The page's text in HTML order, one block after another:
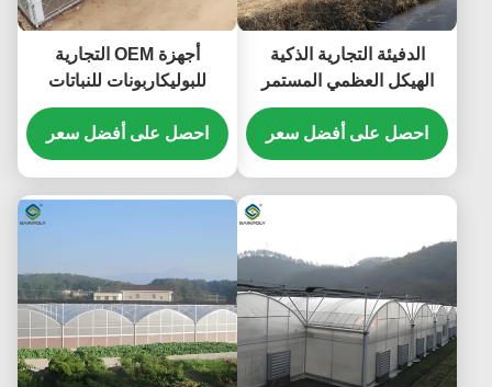
الدفيئة التجارية الذكية
الهيكل العظمي المستمر
الدفيئة الخضروات
احصل على أفضل سعر
أجهزة OEM التجارية
للبوليكاربونات للنباتات
الزراعية
احصل على أفضل سعر